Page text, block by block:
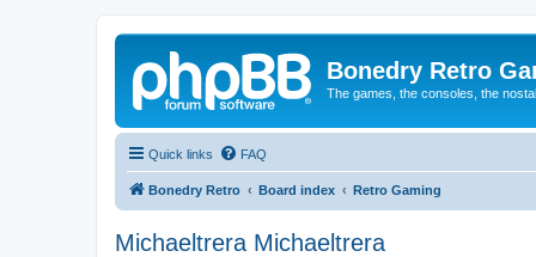
Bonedry Retro
The games, the consoles, the
Quick links FAQ
Bonedry Retro Board index Retro Gaming
Michaeltrera Michaeltrera